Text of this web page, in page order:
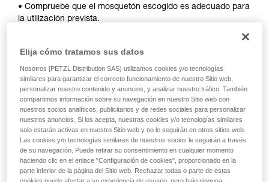
y un entrenamiento específico. Confirme a
través de un profesional su capacidad para
autónoma.
Damos ejemplos de técnicas relacionadas con
su actividad. Pueden existir otras que no
describimos aquí.
• Compruebe que el mosquetón escogido es adecuado para
la utilización prevista.
• Compruebe que el mosquetón no se bloquea en el orificio
de conexión del aparato.
• Valore la posibilidad de que el mosquetón se coloque en
una mala posición y la estabilidad de esta mala posición.
• Compruebe los riesgos de interferencia entre los
elementos del sistema y el casquillo del mosquetón.
Elija cómo tratamos sus datos
Nosotros [PETZL Distribution SAS) utilizamos cookies y/o tecnologías
similares para garantizar el correcto funcionamiento de nuestro Sitio web,
personalizar nuestro contenido y anuncios, y analizar nuestro tráfico. También
compartimos información sobre su navegación en nuestro Sitio web con
nuestros socios analíticos, publicitarios y de redes sociales para personalizar
nuestros anuncios. Si los acepta, nuestras cookies y/o tecnologías similares
solo estarán activas en nuestro Sitio web y no le seguirán en otros sitios web.
Las cookies y/o tecnologías similares de nuestros socios le seguirán a través
de su navegación. Puede retirar su consentimiento en cualquier momento
haciendo clic en el enlace "Configuración de cookies", proporcionado en la
parte inferior de la página del Sitio web. Rechazar todas o parte de estas